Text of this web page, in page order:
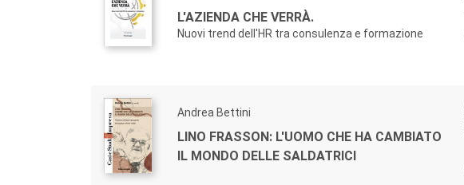
L'AZIENDA CHE VERRÀ.
Nuovi trend dell'HR tra consulenza e formazione
Andrea Bettini
LINO FRASSON: L'UOMO CHE HA CAMBIATO
IL MONDO DELLE SALDATRICI